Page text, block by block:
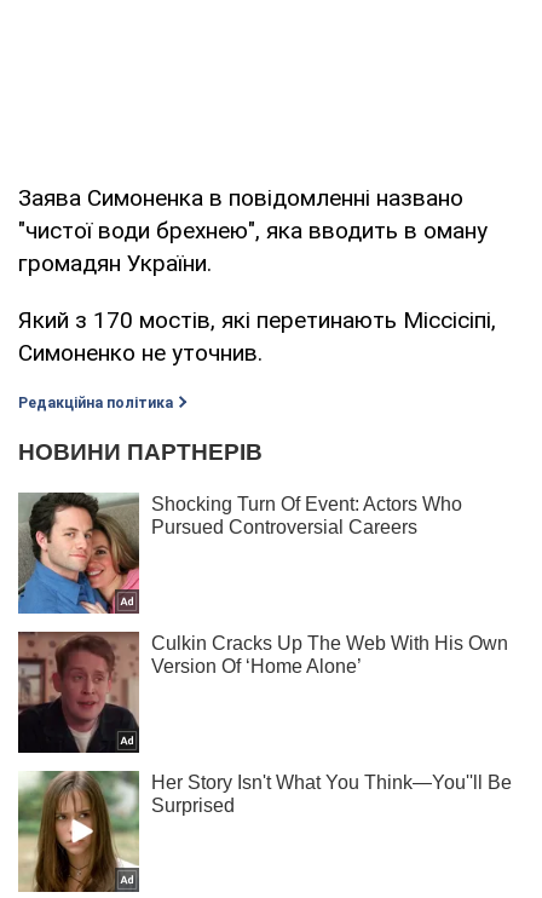
Заява Симоненка в повідомленні названо
"чистої води брехнею", яка вводить в оману
громадян України.
Який з 170 мостів, які перетинають Міссісіпі,
Симоненко не уточнив.
Редакційна політика